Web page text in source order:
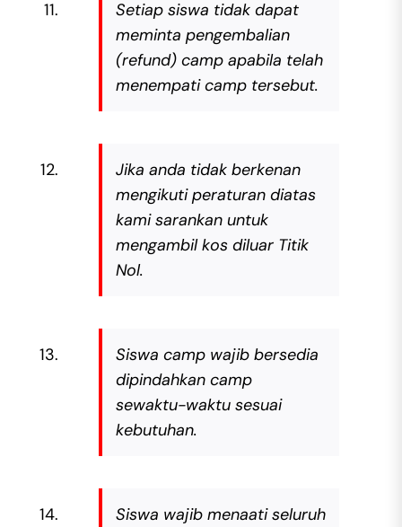
Setiap siswa tidak dapat
meminta pengembalian
(refund) camp apabila telah
menempati camp tersebut.
Jika anda tidak berkenan
mengikuti peraturan diatas
kami sarankan untuk
mengambil kos diluar Titik
Nol.
Siswa camp wajib bersedia
dipindahkan camp
sewaktu-waktu sesuai
kebutuhan.
Siswa wajib menaati seluruh